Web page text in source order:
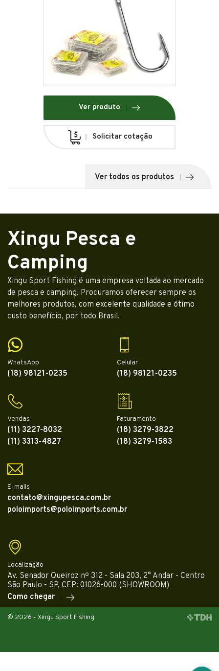
Ver produto
Solicitar cotação
Ver todos os produtos
Xingu Pesca e
Camping
Xingu Sport Fishing é uma empresa voltada ao mercado
de pesca e camping. Procuramos oferecer sempre os
melhores produtos, com excelente qualidade e ótimo
custo benefício, por todo Brasil.
WhatsApp
(18) 98121-0235
Celular
(18) 98121-0235
Vendas
(11) 3227-8032
(11) 3313-4827
Faturamento
(18) 3279-3822
(18) 3279-1583
E-mails
contato@xingupesca.com.br
poloimports@poloimports.com.br
Localização
Av. Senador Queiroz nº 312 - Sala 203, 2° Andar - Centro
São Paulo - SP, CEP: 01026-000 (SHOWROOM)
Como chegar
© 2026 - Xingu Sport Fishing